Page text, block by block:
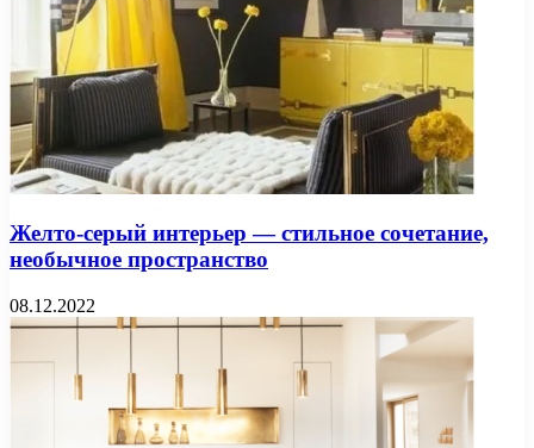
Желто-серый интерьер — стильное сочетание,
необычное пространство
08.12.2022